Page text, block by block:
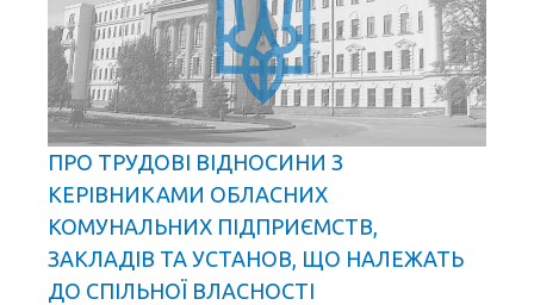
ПРО ТРУДОВІ ВІДНОСИНИ З
КЕРІВНИКАМИ ОБЛАСНИХ
КОМУНАЛЬНИХ ПІДПРИЄМСТВ,
ЗАКЛАДІВ ТА УСТАНОВ, ЩО НАЛЕЖАТЬ
ДО СПІЛЬНОЇ ВЛАСНОСТІ